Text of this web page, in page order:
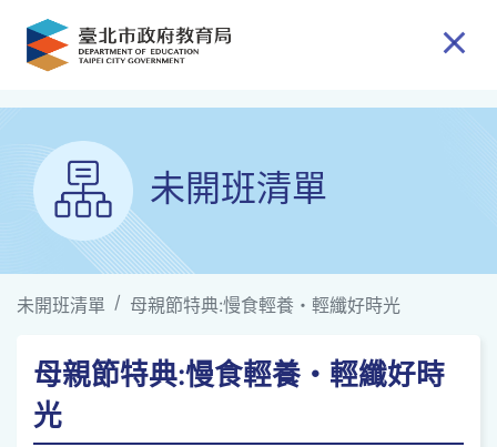
跳到主要內容
未開班清單
未開班清單 母親節特典:慢食輕養・輕纖好時光
母親節特典:慢食輕養・輕纖好時
光